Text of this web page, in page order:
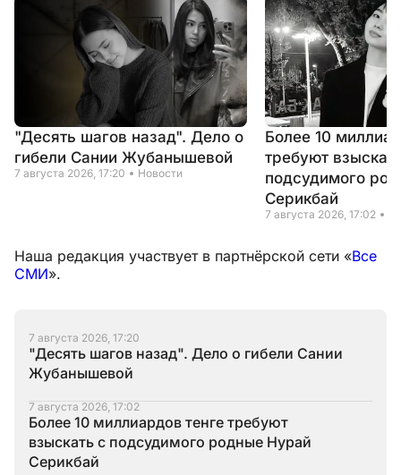
"Десять шагов назад". Дело о
гибели Сании Жубанышевой
7 августа 2026, 17:20 Новости
Более 10
требуют
подсудимого
Серикбай
7 августа 2026, 17:02
Наша редакция участвует в партнёрской сети «Все
СМИ».
7 августа 2026, 17:20
"Десять шагов назад". Дело о гибели Сании
Жубанышевой
7 августа 2026, 17:02
Более 10 миллиардов тенге требуют
взыскать с подсудимого родные Нурай
Серикбай